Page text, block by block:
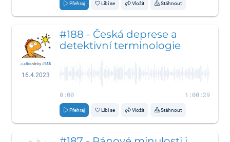
Přehraj Líbí se Vložit Stáhnout
16.4.2023
#188 - Česká deprese a
detektivní terminologie
0:00 1:00:29
Přehraj Líbí se Vložit Stáhnout